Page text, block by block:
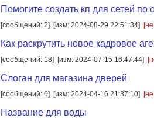
Помогите создать кп для сетей
[сообщений: 2] [изм: 2024-08-29 22:51:34]
Как раскрутить новое кадровое
[сообщений: 18] [изм: 2024-07-15 16:47:44]
Слоган для магазина дверей
[сообщений: 6] [изм: 2024-04-16 21:37:10]
Название для воды